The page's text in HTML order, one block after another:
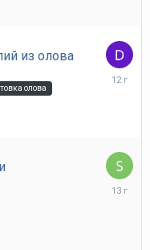
из олова
олова
13